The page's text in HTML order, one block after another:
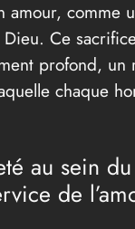
amour, comme
Ce
profond, un
chaque
au sein
de